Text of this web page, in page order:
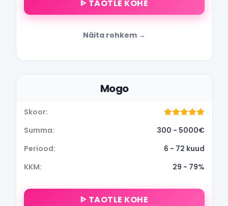
ᐈ TAOTLE KOHE
Näita rohkem
Mogo
300 - 5000€
6 - 72 kuud
29 - 79%
ᐈ TAOTLE KOHE